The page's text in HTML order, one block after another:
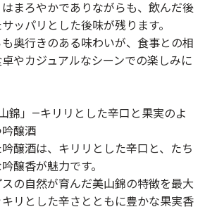
まろやかでありながらも、飲んだ後
ッパリとした後味が残ります。
奥行きのある味わいが、食事との相
やカジュアルなシーンでの楽しみに
」—キリリとした辛口と果実のよ
醸酒
吟醸酒は、キリリとした辛口と、たち
醸香が魅力です。
の自然が育んだ美山錦の特徴を最大
リとした辛さとともに豊かな果実香